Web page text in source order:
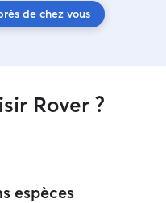
de chez vous
Rover ?
espèces